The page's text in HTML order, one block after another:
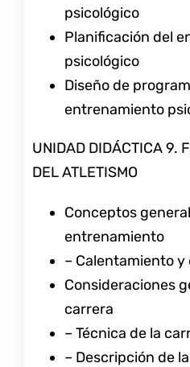
psicológico
Planificación del
psicológico
Diseño de
entrenamiento
UNIDAD DIDÁCTICA 9.
DEL ATLETISMO
Conceptos
entrenamiento
– Calentamiento
Consideraciones
carrera
– Técnica de la
– Descripción de